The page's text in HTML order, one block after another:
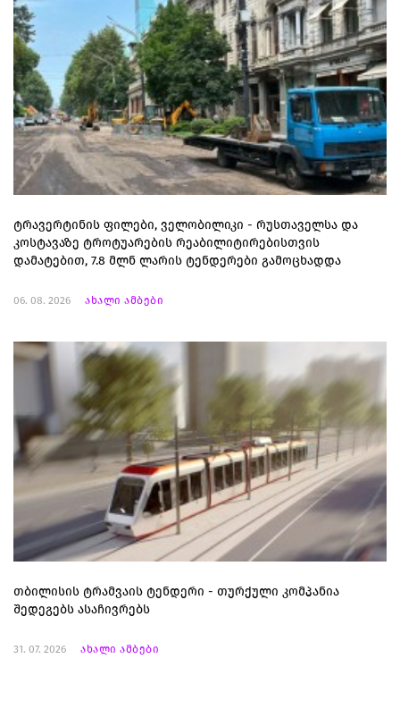
ტრავერტინის ფილები, ველობილიკი - რუსთაველსა და
კოსტავაზე ტროტუარების რეაბილიტირებისთვის
დამატებით, 7.8 მლნ ლარის ტენდერები გამოცხადდა
06. 08. 2026 ახალი ამბები
თბილისის ტრამვაის ტენდერი - თურქული კომპანია
შედეგებს ასაჩივრებს
31. 07. 2026 ახალი ამბები